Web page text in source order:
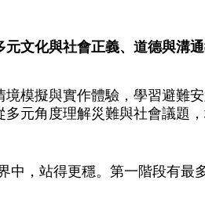
文化與社會正義、道德與
模擬與實作體驗，學習避難
元角度理解災難與社會議題
中，站得更穩。第一階段有